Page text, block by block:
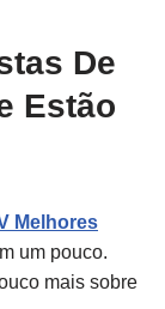
De
Estão
Melhores
um pouco.
mais sobre